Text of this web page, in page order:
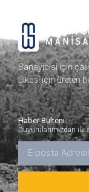
Sanayicisi için
ülkesi için üreten
Haber Bülteni
Duyurularımızdan ilk